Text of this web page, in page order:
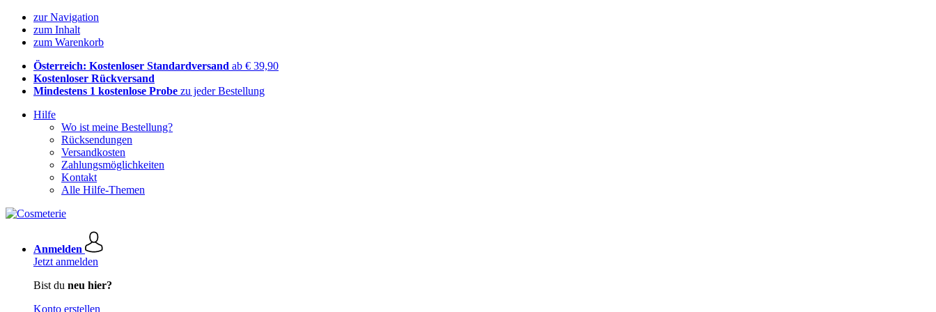
zur Navigation
zum Inhalt
zum Warenkorb
Österreich: Kostenloser Standardversand ab € 39,90
Kostenloser Rückversand
Mindestens 1 kostenlose Probe zu jeder Bestellung
Hilfe
Wo ist meine Bestellung?
Rücksendungen
Versandkosten
Zahlungsmöglichkeiten
Kontakt
Alle Hilfe-Themen
Anmelden
Jetzt anmelden
Bist du neu hier?
Konto erstellen